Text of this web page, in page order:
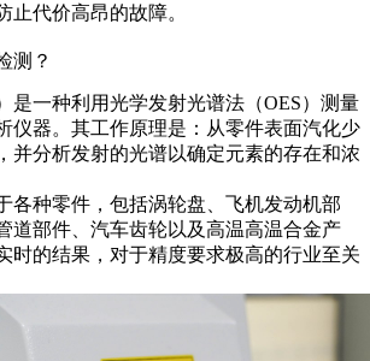
止代价高昂的故障。
测？
是一种利用光学发射光谱法（OES）测量
仪器。其工作原理是：从零件表面汽化少
并分析发射的光谱以确定元素的存在和浓
各种零件，包括涡轮盘、飞机发动机部
道部件、汽车齿轮以及高温高温合金产
时的结果，对于精度要求极高的行业至关